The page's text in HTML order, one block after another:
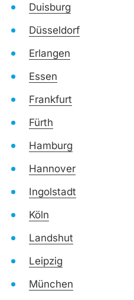
Duisburg
Düsseldorf
Erlangen
Essen
Frankfurt
Fürth
Hamburg
Hannover
Ingolstadt
Köln
Landshut
Leipzig
München